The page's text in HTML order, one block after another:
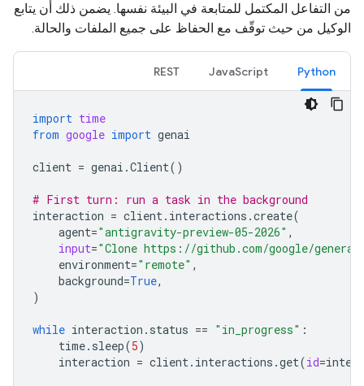
من التفاعل المكتمل للمتابعة في البيئة نفسها. يضمن ذلك أن يتابع
الوكيل من حيث توقّف مع الحفاظ على جميع الملفات والحالة.
Python
JavaScript
REST
import time
from google import genai
client = genai .Client()
# First turn: run a task in the background
interaction = client. interactions .create(
agent="antigravity-preview-05-2026" ,
input="Clone https://github.com/google/
environment="remote" ,
background=True,
)
while interaction . status == "in_progress" :
time. sleep(5)
interaction = client. interactions .get(id=